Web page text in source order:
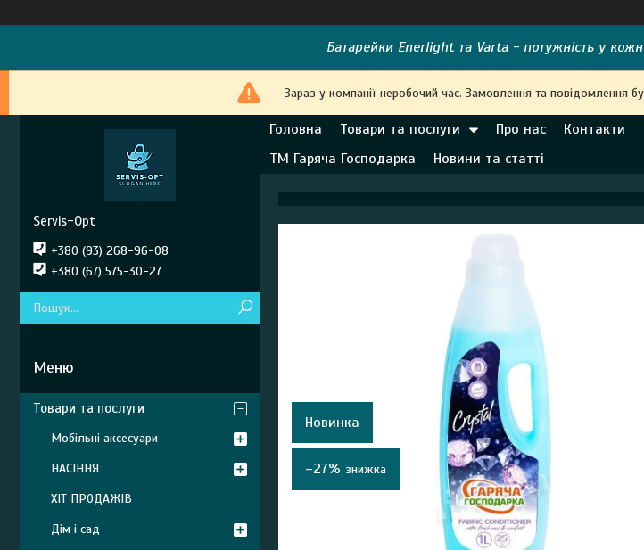
Батарейки Enerlight та Varta - потужність у
Зараз у компанії неробочий час. Замовлення та повідомлення
Головна Товари та послуги Про нас Контакти
ТМ Гаряча Господарка
Новини та статті
Новинка
–27%
Servis-Opt
+380 (93) 268-96-08
+380 (67) 575-30-27
Товари та послуги
Мобільні аксесуари
НАСІННЯ
ХІТ ПРОДАЖІВ
Дім і сад